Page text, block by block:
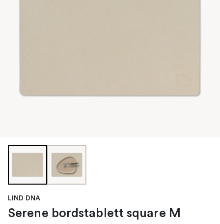
LIND DNA
Serene bordstablett square M